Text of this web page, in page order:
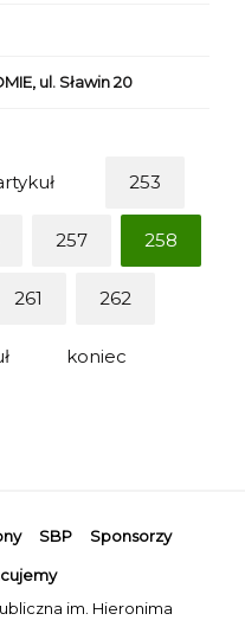
ul. Sławin 20
253
257 258
261 262
koniec
SBP Sponsorzy
im. Hieronima